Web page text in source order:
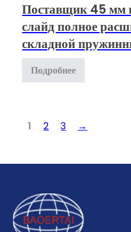
Поставщик 45 мм
слайд полное
складной
Подробнее
1 2 3 →